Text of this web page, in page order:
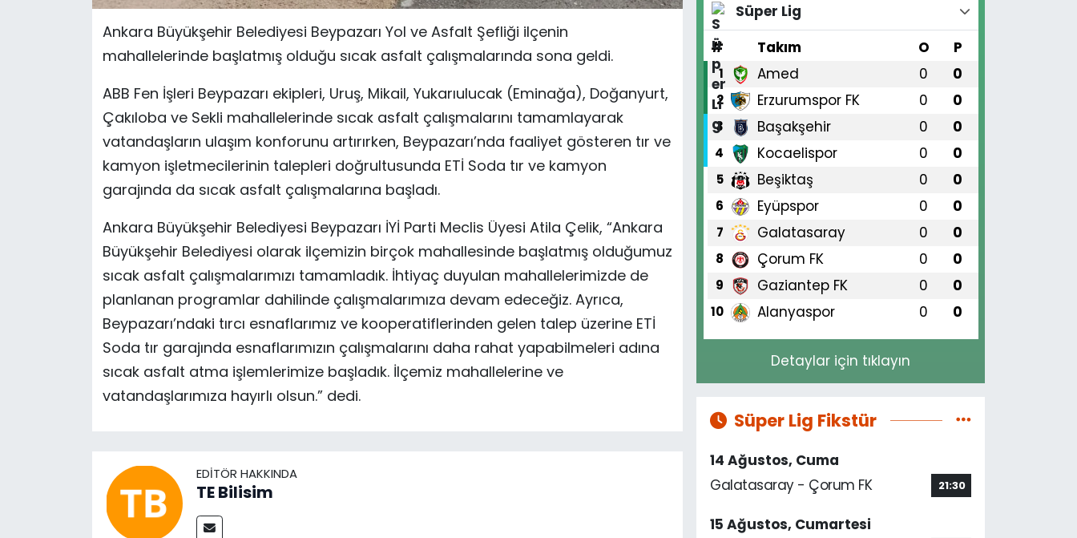
Ankara Büyükşehir Belediyesi Beypazarı Yol ve Asfalt Şefliği ilçenin
mahallelerinde başlatmış olduğu sıcak asfalt çalışmalarında sona geldi.
ABB Fen İşleri Beypazarı ekipleri, Uruş, Mikail, Yukarıulucak (Eminağa), Doğanyurt,
Çakıloba ve Sekli mahallelerinde sıcak asfalt çalışmalarını tamamlayarak
vatandaşların ulaşım konforunu artırırken, Beypazarı’nda faaliyet gösteren tır ve
kamyon işletmecilerinin talepleri doğrultusunda ETİ Soda tır ve kamyon
garajında da sıcak asfalt çalışmalarına başladı.
Ankara Büyükşehir Belediyesi Beypazarı İYİ Parti Meclis Üyesi Atila Çelik, “Ankara
Büyükşehir Belediyesi olarak ilçemizin birçok mahallesinde başlatmış olduğumuz
sıcak asfalt çalışmalarımızı tamamladık. İhtiyaç duyulan mahallelerimizde de
planlanan programlar dahilinde çalışmalarımıza devam edeceğiz. Ayrıca,
Beypazarı’ndaki tırcı esnaflarımız ve kooperatiflerinden gelen talep üzerine ETİ
Soda tır garajında esnaflarımızın çalışmalarını daha rahat yapabilmeleri adına
sıcak asfalt atma işlemlerimize başladık. İlçemiz mahallelerine ve
vatandaşlarımıza hayırlı olsun.” dedi.
EDITÖR HAKKINDA
TE Bilisim
Süper Lig
#
Takım O P
1 Amed 0 0
2 Erzurumspor FK 0 0
3 Başakşehir 0 0
4 Kocaelispor 0 0
5 Beşiktaş 0 0
6 Eyüpspor 0 0
7 Galatasaray 0 0
8 Çorum FK 0 0
9 Gaziantep FK 0 0
10 Alanyaspor 0 0
Detaylar için tıklayın
Süper Lig Fikstür
14 Ağustos, Cuma
Galatasaray - Çorum FK
21:30
15 Ağustos, Cumartesi